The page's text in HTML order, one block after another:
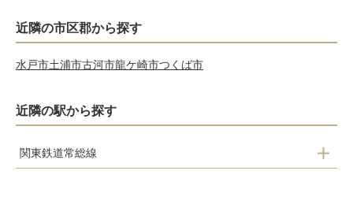
近隣の市区郡から探す
水戸市土浦市古河市龍ケ崎市つくば市
近隣の駅から探す
関東鉄道常総線